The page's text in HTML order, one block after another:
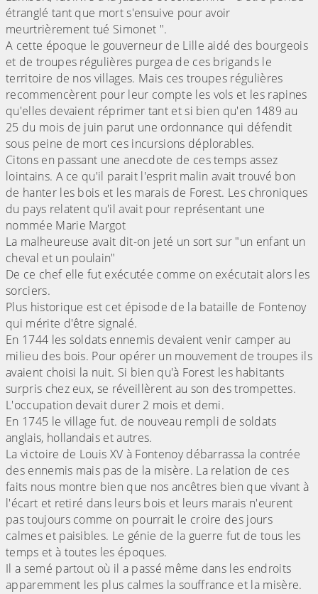
étranglé tant que mort s'ensuive pour avoir
meurtrièrement tué Simonet ".
A cette époque le gouverneur de Lille aidé des bourgeois
et de troupes régulières purgea de ces brigands le
territoire de nos villages. Mais ces troupes régulières
recommencèrent pour leur compte les vols et les rapines
qu'elles devaient réprimer tant et si bien qu'en 1489 au
25 du mois de juin parut une ordonnance qui défendit
sous peine de mort ces incursions déplorables.
Citons en passant une anecdote de ces temps assez
lointains. A ce qu'il parait l'esprit malin avait trouvé bon
de hanter les bois et les marais de Forest. Les chroniques
du pays relatent qu'il avait pour représentant une
nommée Marie Margot
La malheureuse avait dit-on jeté un sort sur "un enfant un
cheval et un poulain"
De ce chef elle fut exécutée comme on exécutait alors les
sorciers.
Plus historique est cet épisode de la bataille de Fontenoy
qui mérite d'être signalé.
En 1744 les soldats ennemis devaient venir camper au
milieu des bois. Pour opérer un mouvement de troupes ils
avaient choisi la nuit. Si bien qu'à Forest les habitants
surpris chez eux, se réveillèrent au son des trompettes.
L'occupation devait durer 2 mois et demi.
En 1745 le village fut. de nouveau rempli de soldats
anglais, hollandais et autres.
La victoire de Louis XV à Fontenoy débarrassa la contrée
des ennemis mais pas de la misère. La relation de ces
faits nous montre bien que nos ancêtres bien que vivant à
l'écart et retiré dans leurs bois et leurs marais n'eurent
pas toujours comme on pourrait le croire des jours
calmes et paisibles. Le génie de la guerre fut de tous les
temps et à toutes les époques.
Il a semé partout où il a passé même dans les endroits
apparemment les plus calmes la souffrance et la misère.